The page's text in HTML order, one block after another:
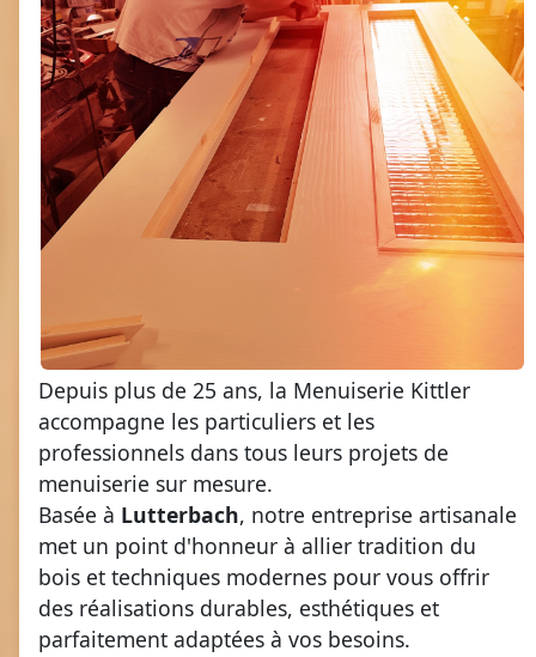
Depuis plus de 25 ans, la Menuiserie Kittler
accompagne les particuliers et les
professionnels dans tous leurs projets de
menuiserie sur mesure.
Basée à Lutterbach, notre entreprise artisanale
met un point d'honneur à allier tradition du
bois et techniques modernes pour vous offrir
des réalisations durables, esthétiques et
parfaitement adaptées à vos besoins.